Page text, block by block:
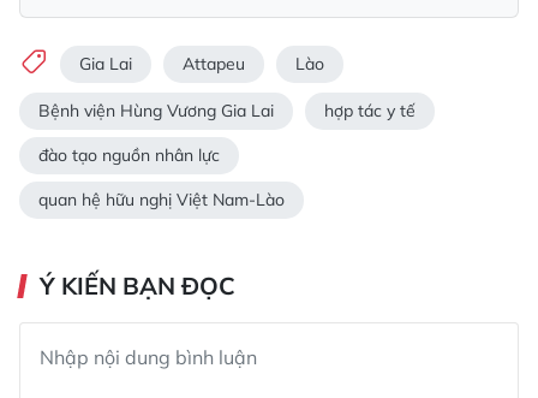
Gia Lai Attapeu Lào
Bệnh viện Hùng Vương Gia Lai hợp tác y tế
đào tạo nguồn nhân lực
quan hệ hữu nghị Việt Nam-Lào
Ý KIẾN BẠN ĐỌC